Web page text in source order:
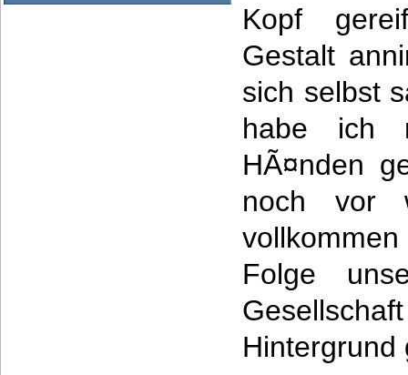
Kopf
Gestalt
sich selbst
habe ich
HÃ¤nden
noch vor
Folge